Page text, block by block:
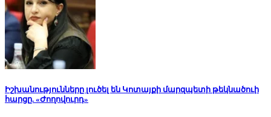
Իշխանությունները լուծել են Կոտայքի մարզպետի թեկնածուի
հարցը. «Ժողովուրդ»